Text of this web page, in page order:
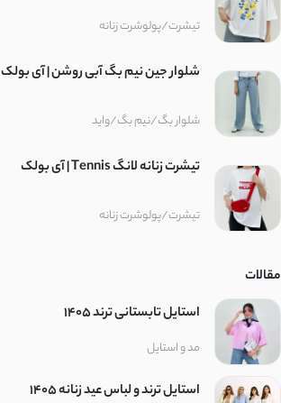
تیشرت/پولوشرت زنانه
شلوار جین نیم بگ آبی روشن | آی بولک
شلوار بگ/نیم بگ/واید
تیشرت زنانه لانگ Tennis | آی بولک
تیشرت/پولوشرت زنانه
مقالات
استایل تابستانی ترند ۱۴۰۵
مد و استایل
استایل ترند و لباس عید زنانه 1405